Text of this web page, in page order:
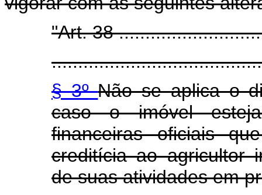
"Art. 38
§ 3ºNão se aplica o
caso o imóvel
financeiras oficiais
creditícia ao agricultor
de suas atividades em